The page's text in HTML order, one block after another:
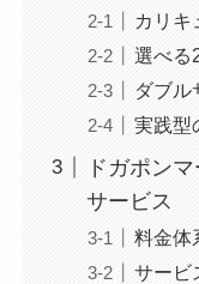
カリキ
選べる
ダブル
実践型
ドガポン
サービス
料金体
サービ